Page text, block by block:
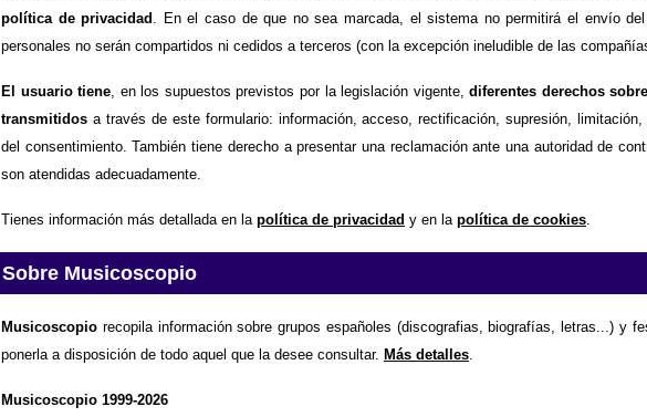
política de privacidad
. En el caso de que no sea marcada, el sistema no permitirá el envío
personales no serán compartidos ni cedidos a terceros (con la excepción ineludible de las
El usuario tiene , en los supuestos previstos por la legislación vigente,diferentes derechos
transmitidos a través de este formulario: información, acceso, rectificación, supresión,
del consentimiento. También tiene derecho a presentar una reclamación ante una autoridad de
son atendidas adecuadamente.
Tienes información más detallada en la política de privacidad y en la política de cookies
Sobre Musicoscopio
Musicoscopio recopila información sobre grupos españoles (discografias, biografías, letras...) y
ponerla a disposición de todo aquel que la desee consultar. Más detalles.
Musicoscopio 1999-2026